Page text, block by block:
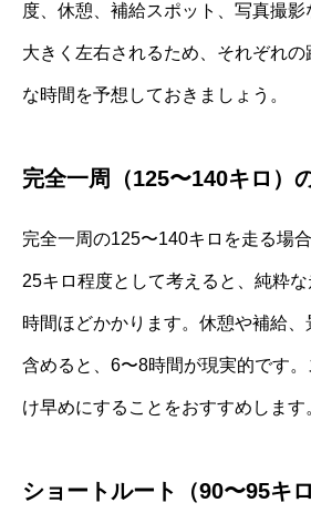
度、休憩、補給スポット、写真撮
大きく左右されるため、それぞれ
な時間を予想しておきましょう。
完全一周（125〜140キロ）
完全一周の125〜140キロを走る場
25キロ程度として考えると、純粋
時間ほどかかります。休憩や補給
含めると、6〜8時間が現実的です
け早めにすることをおすすめします
ショートルート（90〜95キ